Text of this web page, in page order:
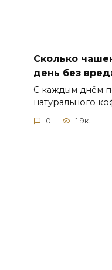
Сколько
день без
С каждым днём
натурального
0 1.9к.